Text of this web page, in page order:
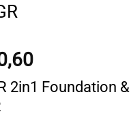
Price
range:
€5,30
2in1 Foundation &